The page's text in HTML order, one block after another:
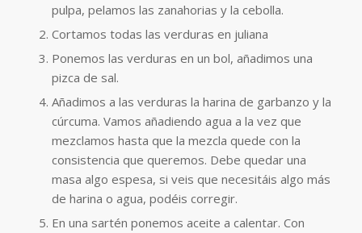
pulpa, pelamos las zanahorias y la cebolla.
Cortamos todas las verduras en juliana
Ponemos las verduras en un bol, añadimos una
pizca de sal.
Añadimos a las verduras la harina de garbanzo y la
cúrcuma. Vamos añadiendo agua a la vez que
mezclamos hasta que la mezcla quede con la
consistencia que queremos. Debe quedar una
masa algo espesa, si veis que necesitáis algo más
de harina o agua, podéis corregir.
En una sartén ponemos aceite a calentar. Con